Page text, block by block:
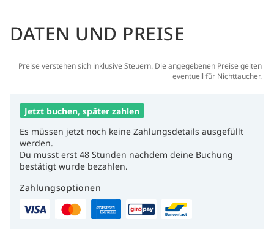
DATEN UND PREISE
Preise verstehen sich inklusive Steuern. Die angegebenen Preise gelten
eventuell für Nichttaucher.
Jetzt buchen, später zahlen
Es müssen jetzt noch keine Zahlungsdetails ausgefüllt
werden.
Du musst erst 48 Stunden nachdem deine Buchung
bestätigt wurde bezahlen.
Zahlungsoptionen